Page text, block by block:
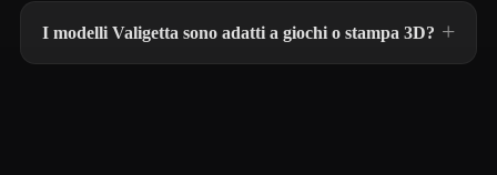
I modelli Valigetta sono adatti a giochi o stampa 3D?